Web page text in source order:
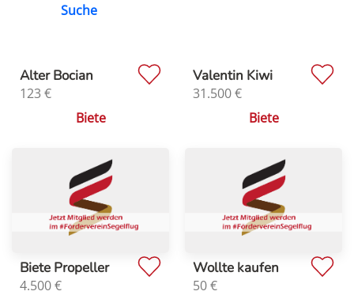
Suche
Alter Bocian
123 €
Biete
Valentin Kiwi
31.500€
Biete
Biete Propeller
4.500€
Wollte kaufen
50€